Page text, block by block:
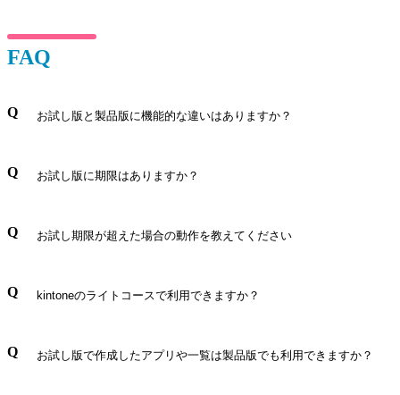
FAQ
お試し版と製品版に機能的な違いはありますか？
お試し版に期限はありますか？
ます。有効期限は実行中の製品上部に表示されます。
お試し期限が超えた場合の動作を教えてください
自動的に課金されることはありません。
kintoneのライトコースで利用できますか？
め、製品をお試し頂くには、kintoneスタンダードコー
お試し版で作成したアプリや一覧は製品版でも利用できますか？